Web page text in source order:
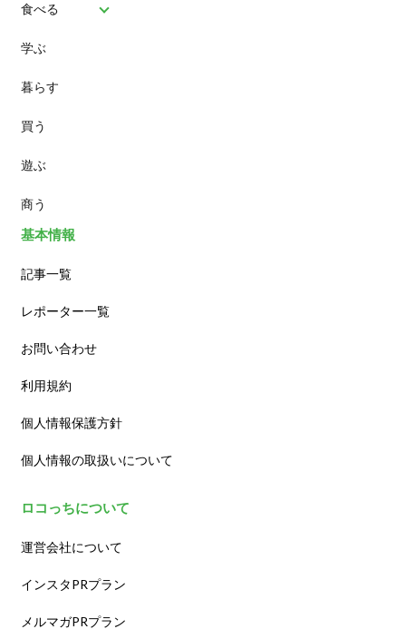
食べる
パン
スイーツ
ランチ
カフェ
学ぶ
暮らす
買う
遊ぶ
商う
基本情報
記事一覧
レポーター一覧
お問い合わせ
利用規約
個人情報保護方針
個人情報の取扱いについて
ロコっちについて
運営会社について
インスタPRプラン
メルマガPRプラン